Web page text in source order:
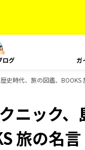
ログ ガ
時代、旅の図鑑、
ニック、
旅の名言